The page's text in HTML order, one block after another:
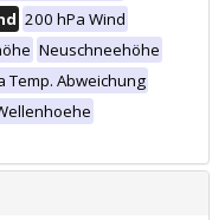
200 hPa Wind
Neuschneehöhe
Temp. Abweichung